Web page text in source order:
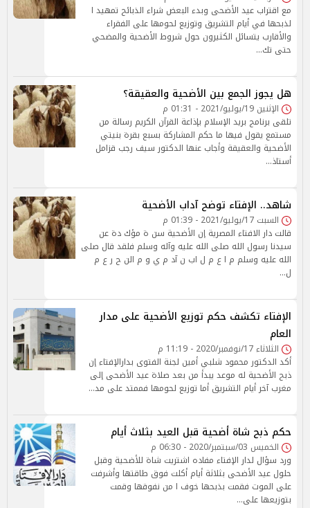
مع اقتراب عيد الأضحى وبدء البعض شراء الذبائح تمهيد ا
لذبحها في أيام التشريق وتوزيع لحومها على الفقراء
والأقارب يتسائل الكثيرون حول شروط الأضحية والمضحي
حتى تك…
هل يجوز الجمع بين الأضحية والعقيقة؟
الإثنين 19/يوليو/2021 - 01:31 م
تلقى برنامج بريد الإسلام بإذاعة القرآن الكريم رسالة من
مستمع يقول فيها ما حكم المشاركة بسبع بقرة بنيتي
الأضحية والعقيقة وأجاب عنها الدكتور سيف رجب قزامل
أستاذ…
شاهد.. الإفتاء توضح آداب الأضحية
السبت 17/يوليو/2021 - 01:39 م
قالت دار الافتاء المصرية إن الأضحية سن ة مؤك دة عن
سيدنا رسول الله صلى الله عليه وآله وسلم فلقد قال صلى
الله عليه وسلم م ا ع م ل اب ن آد م ي و م الن ح ر ع م
ل…
الإفتاء تكشف حكم توزيع الأضحية على مدار
العام
الثلاثاء 17/نوفمبر/2020 - 11:19 م
أكد الدكتور محمود شلبي أمين لجنة الفتوى بدارالإفتاء إن
ذبح الأضحية له موعد يبدأ من بعد صلاة عيد الأضحى إلى
مغرب آخر أيام التشريق أما توزيع لحومها فممتد على مد…
حكم ذبح شاة أضحية قبل العيد بثلاث أيام
الخميس 03/سبتمبر/2020 - 06:30 م
ورد سؤال لدار الإفتاء مفاده اشتريت شاة للأضحية وقبل
حلول عيد الأضحى بثلاثة أيام أكلت فوق طاقتها وأشرفت
على الموت فقمت بذبحها خوف ا من نفوقها وقمت
بتوزيعها على…